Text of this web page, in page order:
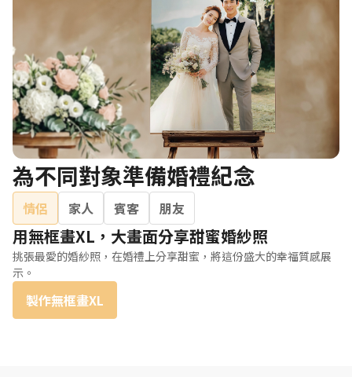
為不同對象準備婚禮紀念
情侶 家人 賓客 朋友
用無框畫XL，大畫面分享甜蜜婚紗照
挑張最愛的婚紗照，在婚禮上分享甜蜜，將這份盛大的幸福質感展
示。
製作無框畫XL